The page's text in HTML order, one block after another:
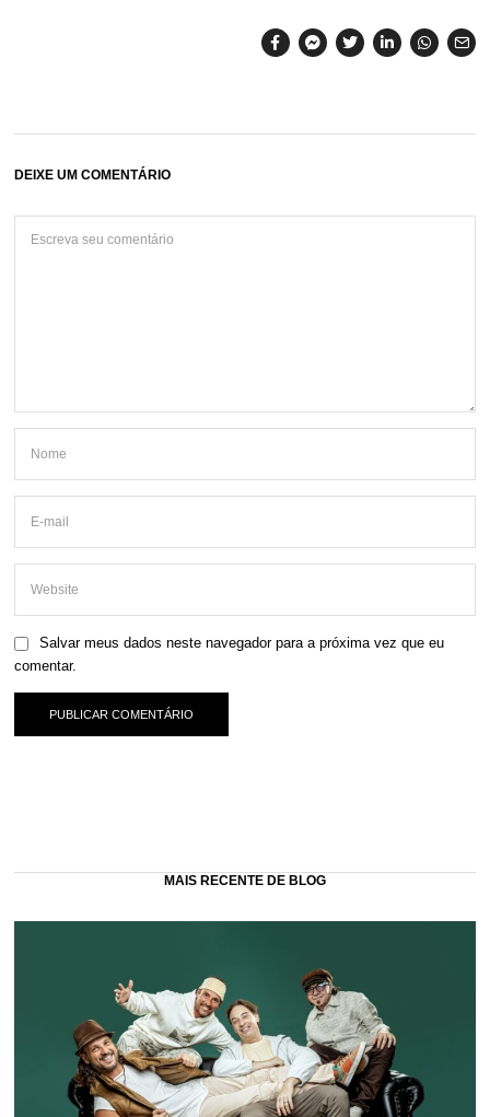
DEIXE UM COMENTÁRIO
Salvar meus dados neste navegador para a próxima vez que eu
comentar.
MAIS RECENTE DE BLOG